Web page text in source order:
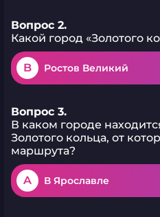
Вопрос 2.
Какой город «Золотого
B Ростов Великий
Вопрос 3.
В каком городе
Золотого кольца, от
маршрута?
A В Ярославле